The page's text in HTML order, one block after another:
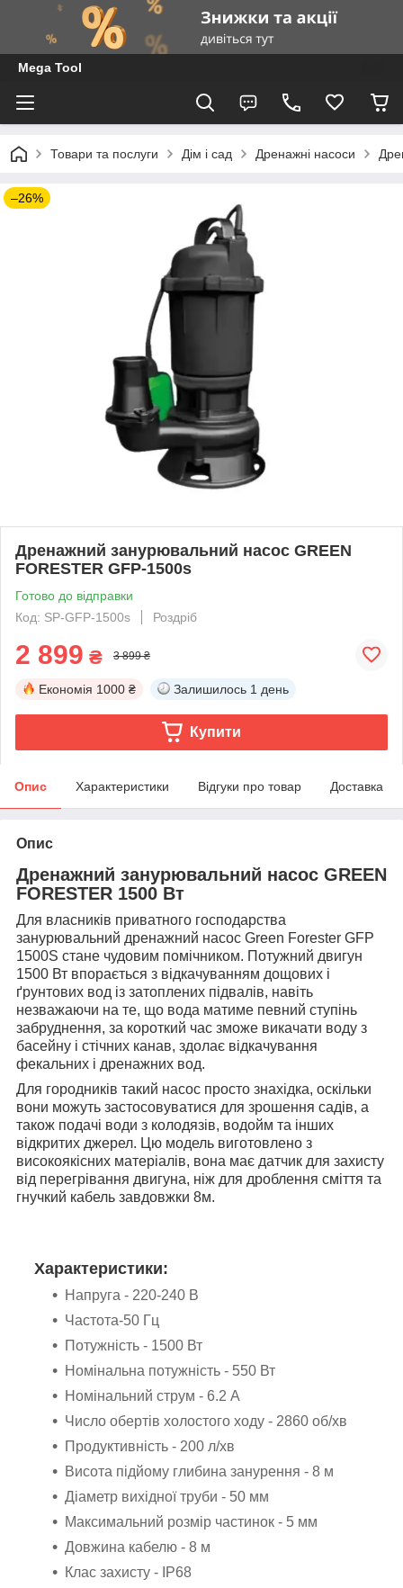
Mega Tool
Товари та послуги Дім і сад Дренажні насоси
–26%
Дренажний занурювальний насос GREEN
FORESTER GFP-1500s
Готово до відправки
Код: SP-GFP-1500s
Роздріб
2 899 ₴ 3 899 ₴
Економія 1000 ₴ Залишилось 1 день
Купити
Опис Характеристики Відгуки про товар Доставка
Опис
Дренажний занурювальний насос GREEN
FORESTER 1500 Вт
Для власників приватного господарства
занурювальний дренажний насос Green Forester GFP
1500S стане чудовим помічником. Потужний двигун
1500 Вт впорається з відкачуванням дощових і
ґрунтових вод із затоплених підвалів, навіть
незважаючи на те, що вода матиме певний ступінь
забруднення, за короткий час зможе викачати воду з
басейну і стічних канав, здолає відкачування
фекальних і дренажних вод.
Для городників такий насос просто знахідка, оскільки
вони можуть застосовуватися для зрошення садів, а
також подачі води з колодязів, водойм та інших
відкритих джерел. Цю модель виготовлено з
високоякісних матеріалів, вона має датчик для захисту
від перегрівання двигуна, ніж для дроблення сміття та
гнучкий кабель завдовжки 8м.
Характеристики:
Напруга - 220-240 В
Частота-50 Гц
Потужність - 1500 Вт
Номінальна потужність - 550 Вт
Номінальний струм - 6.2 А
Число обертів холостого ходу - 2860 об/хв
Продуктивність - 200 л/хв
Висота підйому глибина занурення - 8 м
Діаметр вихідної труби - 50 мм
Максимальний розмір частинок - 5 мм
Довжина кабелю - 8 м
Клас захисту - IP68